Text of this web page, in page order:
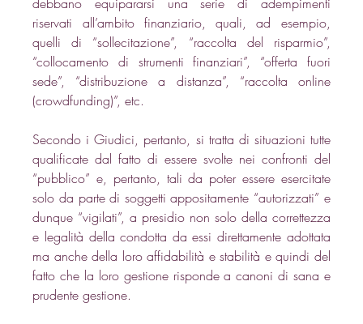
riservati all’ambito finanziario, quali, ad esempio,
quelli di “sollecitazione”, “raccolta del risparmio”,
“collocamento di strumenti finanziari”, “offerta fuori
sede”, “distribuzione a distanza”, “raccolta online
(crowdfunding)”, etc.
Secondo i Giudici, pertanto, si tratta di situazioni tutte
qualificate dal fatto di essere svolte nei confronti del
“pubblico” e, pertanto, tali da poter essere esercitate
solo da parte di soggetti appositamente “autorizzati” e
dunque “vigilati”, a presidio non solo della correttezza
e legalità della condotta da essi direttamente adottata
ma anche della loro affidabilità e stabilità e quindi del
fatto che la loro gestione risponde a canoni di sana e
prudente gestione.